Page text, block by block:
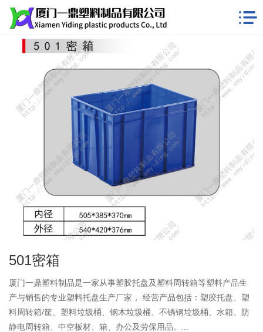
501密箱
厦门一鼎塑料制品是一家从事塑胶托盘及塑料周转箱等塑料产品生
产与销售的专业塑料托盘生产厂家， 经营产品包括：塑胶托盘、塑
料周转箱/筐、塑料垃圾桶、钢木垃圾桶、不锈钢垃圾桶、水箱、防
静电周转箱、中空板材、箱、办公及劳保用品。...